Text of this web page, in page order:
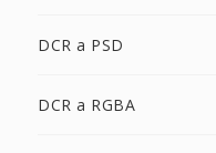
DCR a PSD
DCR a RGBA